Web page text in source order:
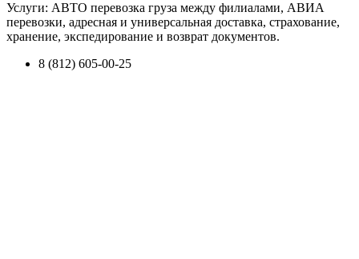
Услуги: АВТО перевозка груза между филиалами, АВИА
перевозки, адресная и универсальная доставка, страхование,
хранение, экспедирование и возврат документов.
8 (812) 605-00-25